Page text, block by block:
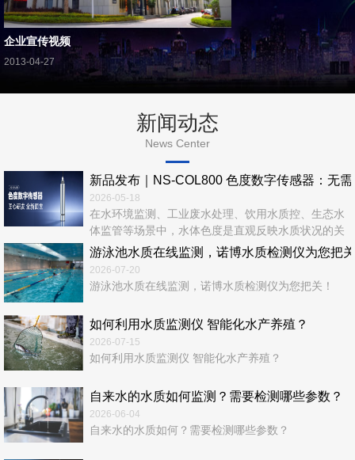
企业宣传视频
2013-04-27
新闻动态
News Center
新品发布｜NS‑COL800 色度数字传感器：无
2026-05-18
在水环境监测、工业废水处理、饮用水质控、生态水
体监管等场景中，水体色度是直观反映水质状况的关
键指标。传统色度检测依赖实验室化学法，流程繁
琐、耗时长、易产生二次污染，难以满足实时、在
线、连续、无人值守的现代监测需求。 诺博仪器全
监测...
游泳池水质在线监测，诺博水质检测仪为您把
2026-07-20
游泳池水质在线监测，诺博水质检测仪为您把关！
如何利用水质监测仪 智能化水产养殖？
2026-07-15
如何利用水质监测仪 智能化水产养殖？
自来水的水质如何监测？需要检测哪些参数？
2026-06-04
自来水的水质如何？需要检测哪些参数？